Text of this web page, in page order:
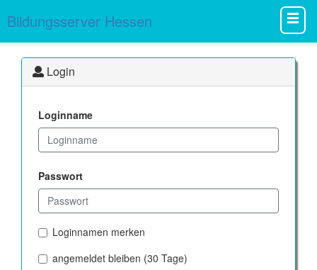
Bildungsserver Hessen
Login
Loginname
Passwort
Loginnamen merken
angemeldet bleiben (30 Tage)